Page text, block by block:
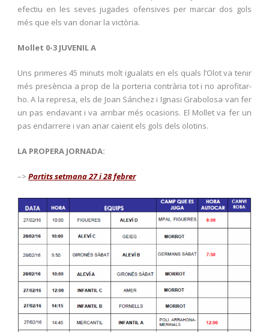
efectiu en les seves jugades ofensives per marcar dos gols
més que els van donar la victòria.
Mollet 0-3 JUVENIL A
Uns primeres 45 minuts molt igualats en els quals l’Olot va tenir
més presència a prop de la porteria contrària tot i no aprofitar-
ho. A la represa, els de Joan Sánchez i Ignasi Grabolosa van fer
un pas endavant i va arribar més ocasions. El Mollet va fer un
pas endarrere i van anar caient els gols dels olotins.
LA PROPERA JORNADA:
–> Partits setmana 27 i 28 febrer